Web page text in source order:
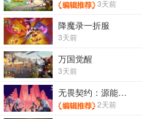
3天前
降魔录一折服
3天前
万国觉醒
3天前
无畏契约：源能行动
2天前